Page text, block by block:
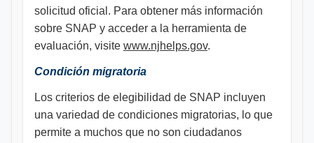
solicitud oficial. Para obtener más información
sobre SNAP y acceder a la herramienta de
evaluación, visite www.njhelps.gov.
Condición migratoria
Los criterios de elegibilidad de SNAP incluyen
una variedad de condiciones migratorias, lo que
permite a muchos que no son ciudadanos